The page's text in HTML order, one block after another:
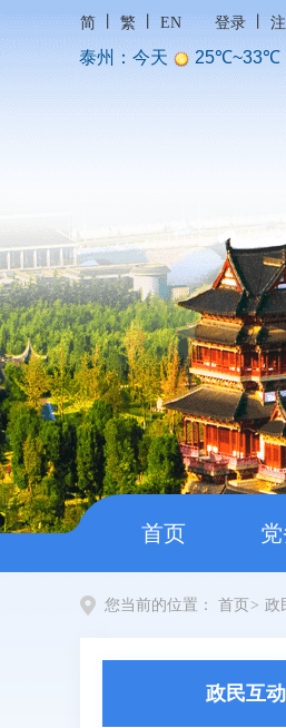
简 繁 EN 登录
首页
您当前的位置： 首页 > 政
政民互动